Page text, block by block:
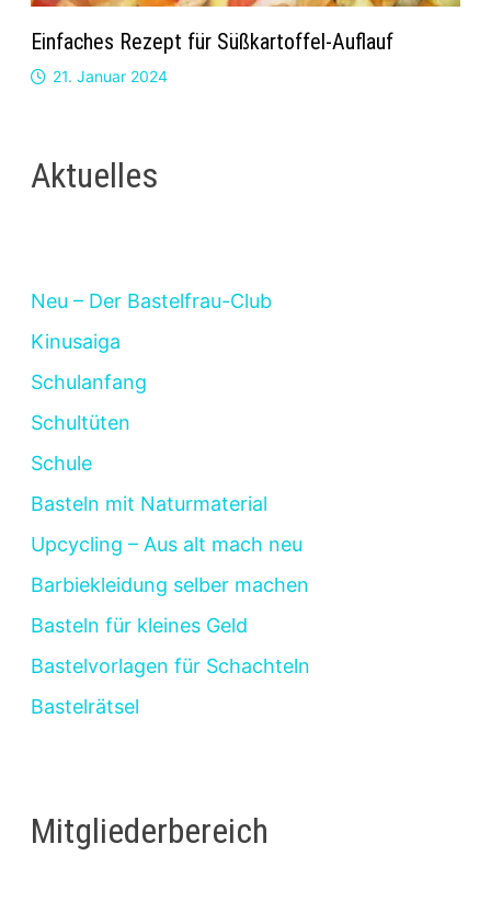
Einfaches Rezept für Süßkartoffel-Auflauf
21. Januar 2024
Aktuelles
Neu – Der Bastelfrau-Club
Kinusaiga
Schulanfang
Schultüten
Schule
Basteln mit Naturmaterial
Upcycling – Aus alt mach neu
Barbiekleidung selber machen
Basteln für kleines Geld
Bastelvorlagen für Schachteln
Bastelrätsel
Mitgliederbereich